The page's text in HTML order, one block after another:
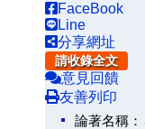
FaceBook
Line
分享網址
請收錄全文
意見回饋
友善列印
論著名稱：